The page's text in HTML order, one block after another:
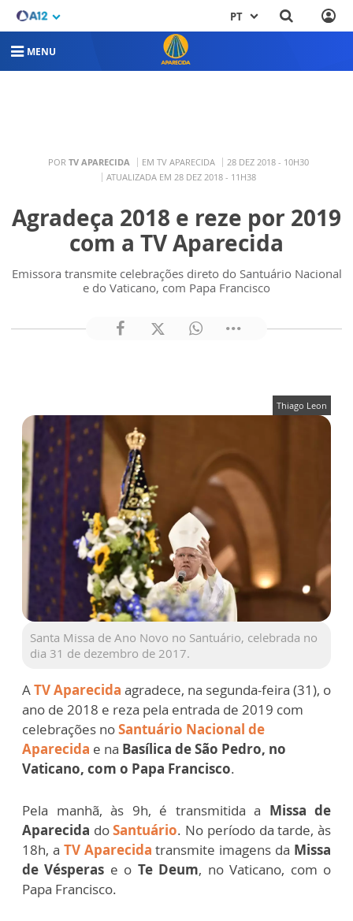
PT
MENU
POR TV APARECIDA EM TV APARECIDA
28 DEZ 2018 - 10H30
ATUALIZADA EM 28 DEZ 2018 - 11H38
Agradeça 2018 e reze por 2019
com a TV Aparecida
Emissora transmite celebrações direto do Santuário Nacional
e do Vaticano, com Papa Francisco
Thiago Leon
Santa Missa de Ano Novo no Santuário, celebrada no
dia 31 de dezembro de 2017.
ATV Aparecida agradece, na segunda-feira (31), o
ano de 2018 e reza pela entrada de 2019 com
celebrações noSantuário Nacional de
Aparecida e na Basílica de São Pedro, no
Vaticano, com o Papa Francisco.
Pela manhã, às 9h, é transmitida a Missa de
Aparecida doSantuário. No período da tarde, às
18h, a TV Aparecida transmite imagens da Missa
de Vésperas e o Te Deum, no Vaticano, com o
Papa Francisco.